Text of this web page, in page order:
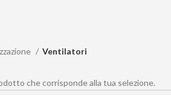
Ventilatori
che corrisponde alla tua selezione.